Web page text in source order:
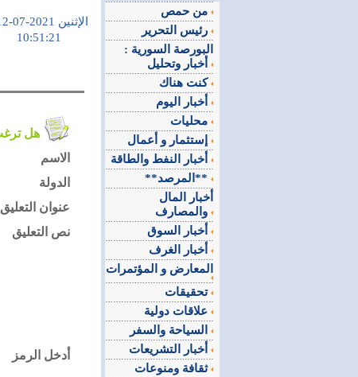
الإثنين 2021-07-12
هل ترغب في التعليق على الموضوع ؟
الاسم
الدولة
عنوان التعليق
نص التعليق
أدخل الرمز
البورصة السورية :
كنت هناك
**المرصد**
أخبار المال
المعارض و المؤتمرات
تحقيقات
ثقافة ومنوعات